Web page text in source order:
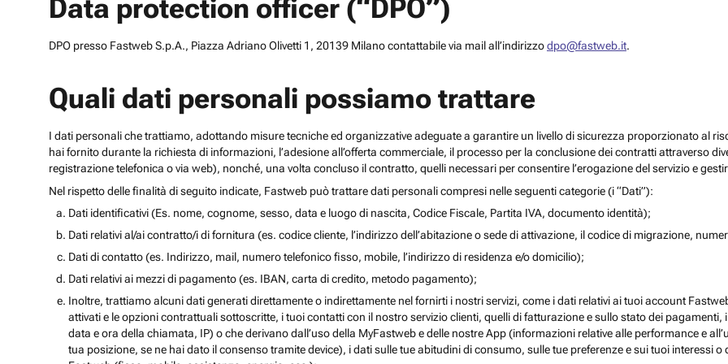
Data protection officer (“DPO”)
DPO presso Fastweb S.p.A., Piazza Adriano Olivetti 1, 20139 Milano contattabile via mail all’indirizzodpo@fastweb.it.
Quali dati personali possiamo trattare
I dati personali che trattiamo, adottando misure tecniche ed organizzative adeguate a garantire un livello di sicurezza proporzionato al
hai fornito durante la richiesta di informazioni, l’adesione all’offerta commerciale, il processo per la conclusione dei contratti attraverso
registrazione telefonica o via web), nonché, una volta concluso il contratto, quelli necessari per consentire l’erogazione del servizio e
Nel rispetto delle finalità di seguito indicate, Fastweb può trattare dati personali compresi nelle seguenti categorie (i “Dati”):
Dati identificativi (Es. nome, cognome, sesso, data e luogo di nascita, Codice Fiscale, Partita IVA, documento identità);
Dati relativi al/ai contratto/i di fornitura (es. codice cliente, l’indirizzo dell’abitazione o sede di attivazione, il codice di migrazione,
Dati di contatto (es. Indirizzo, mail, numero telefonico fisso, mobile, l’indirizzo di residenza e/o domicilio);
Dati relativi ai mezzi di pagamento (es. IBAN, carta di credito, metodo pagamento);
Inoltre, trattiamo alcuni dati generati direttamente o indirettamente nel fornirti i nostri servizi, come i dati relativi ai tuoi account
attivati e le opzioni contrattuali sottoscritte, i tuoi contatti con il nostro servizio clienti, quelli di fatturazione e sullo stato dei
data e ora della chiamata, IP) o che derivano dall’uso della MyFastweb e delle nostre App (informazioni relative alle performance e
tua posizione, se ne hai dato il consenso tramite device), i dati sulle tue abitudini di consumo, sulle tue preferenze e sui tuoi interessi